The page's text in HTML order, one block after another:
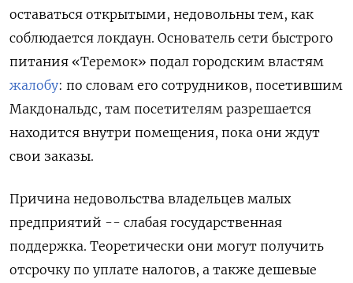
оставаться открытыми, недовольны тем, как
соблюдается локдаун. Основатель сети быстрого
питания «Теремок» подал городским властям
жалобу: по словам его сотрудников, посетившим
Макдональдс, там посетителям разрешается
находится внутри помещения, пока они ждут
свои заказы.
Причина недовольства владельцев малых
предприятий -- слабая государственная
поддержка. Теоретически они могут получить
отсрочку по уплате налогов, а также дешевые